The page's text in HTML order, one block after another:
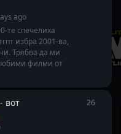
ago
те спечелиха
избра 2001-ва,
Трябва да ми
филми от
вот 26